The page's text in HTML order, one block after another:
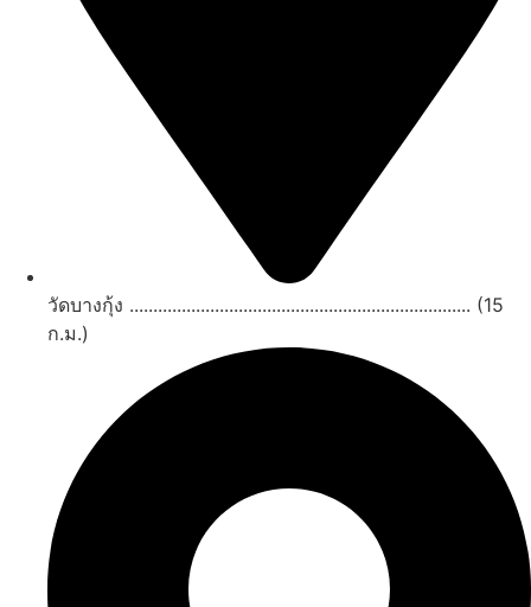
วัดบางกุ้ง ........................................................................ (15
ก.ม.)